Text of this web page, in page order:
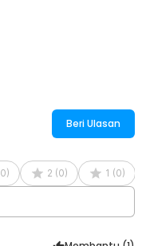
Beri Ulasan
0) 2 (0) 1 (0)